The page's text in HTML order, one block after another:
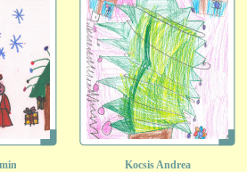
Kocsis Andrea